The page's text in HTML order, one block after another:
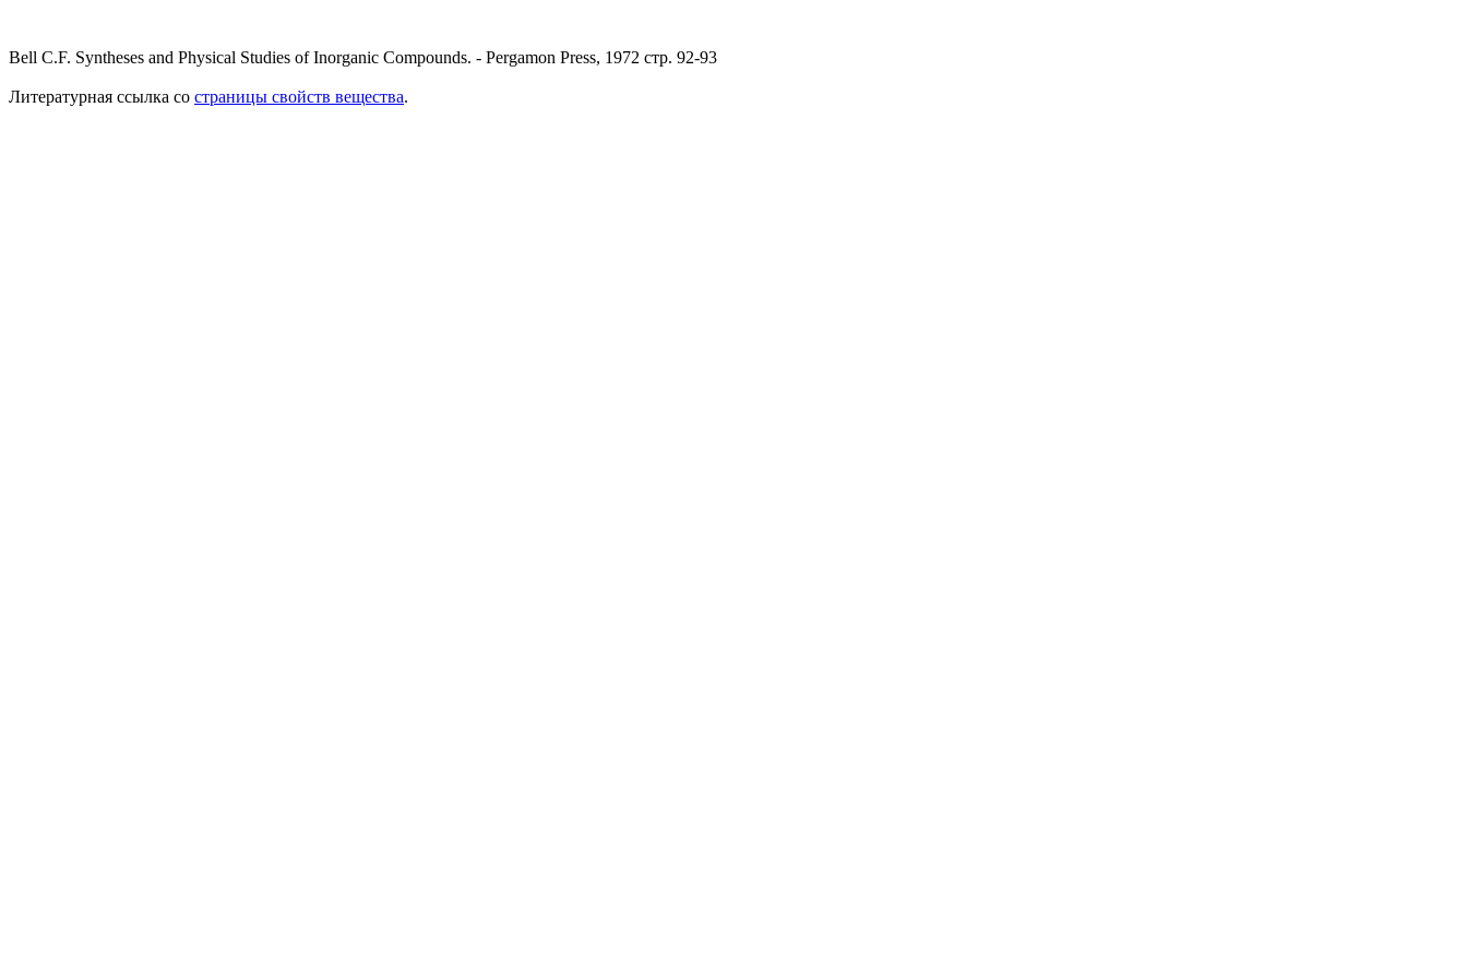
Bell C.F. Syntheses and Physical Studies of Inorganic Compounds. - Pergamon Press, 1972 стр. 92-93
Литературная ссылка со страницы свойств вещества.